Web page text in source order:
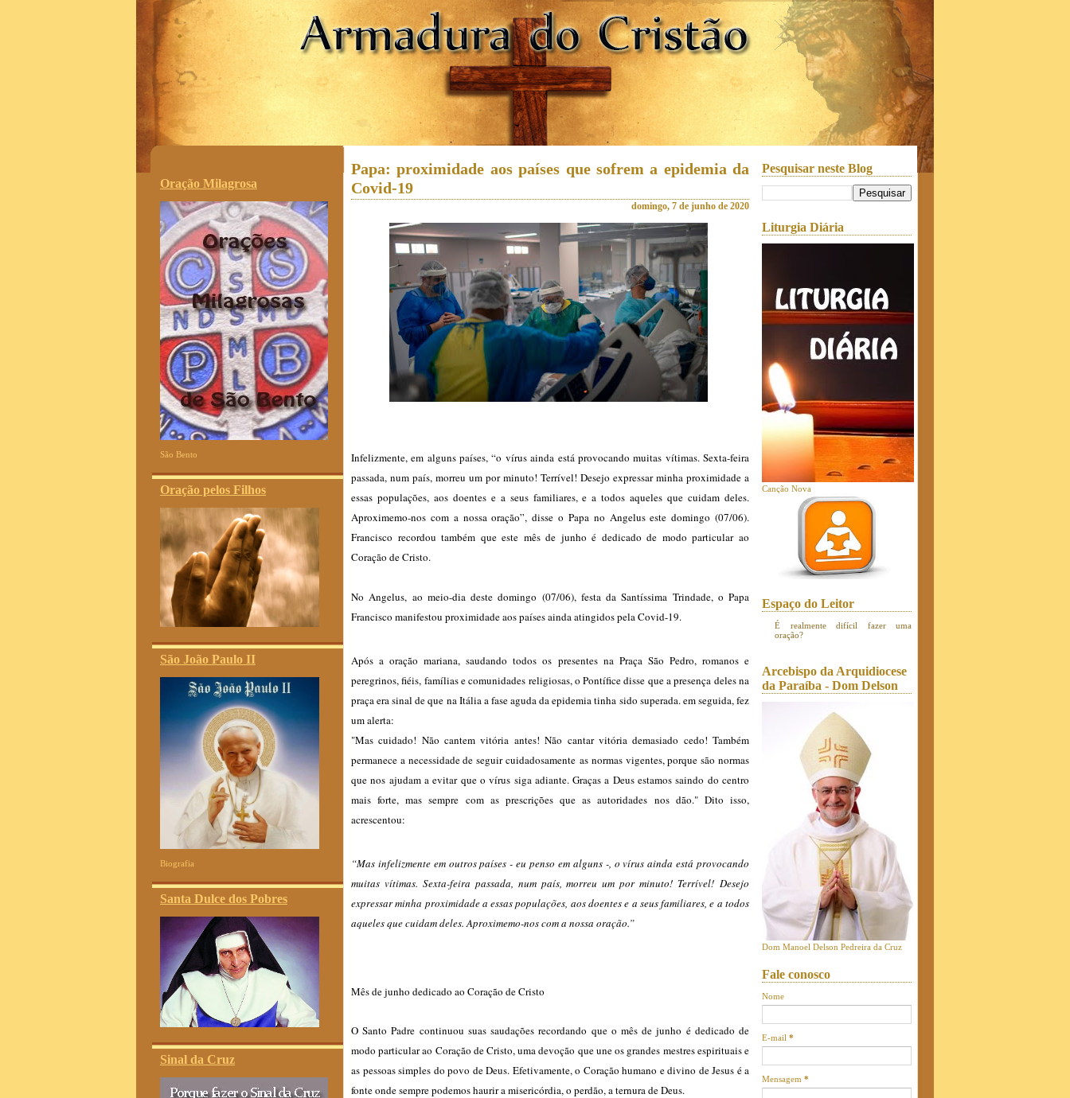
.
Oração Milagrosa
São Bento
Oração pelos Filhos
São João Paulo II
Biografia
Santa Dulce dos Pobres
Sinal da Cruz
Papa: proximidade aos países que sofrem a epidemia da
Covid-19
domingo, 7 de junho de 2020
Infelizmente, em alguns países, “o vírus ainda está provocando muitas vítimas. Sexta-feira
passada, num país, morreu um por minuto! Terrível! Desejo expressar minha proximidade a
essas populações, aos doentes e a seus familiares, e a todos aqueles que cuidam deles.
Aproximemo-nos com a nossa oração”, disse o Papa no Angelus este domingo (07/06).
Francisco recordou também que este mês de junho é dedicado de modo particular ao
Coração de Cristo.
No Angelus, ao meio-dia deste domingo (07/06), festa da Santíssima Trindade, o Papa
Francisco manifestou proximidade aos países ainda atingidos pela Covid-19.
Após a oração mariana, saudando todos os presentes na Praça São Pedro, romanos e
peregrinos, fiéis, famílias e comunidades religiosas, o Pontífice disse que a presença deles na
praça era sinal de que na Itália a fase aguda da epidemia tinha sido superada. em seguida, fez
um alerta:
"Mas cuidado! Não cantem vitória antes! Não cantar vitória demasiado cedo! Também
permanece a necessidade de seguir cuidadosamente as normas vigentes, porque são normas
que nos ajudam a evitar que o vírus siga adiante. Graças a Deus estamos saindo do centro
mais forte, mas sempre com as prescrições que as autoridades nos dão." Dito isso,
acrescentou:
“Mas infelizmente em outros países - eu penso em alguns -, o vírus ainda está provocando
muitas vítimas. Sexta-feira passada, num país, morreu um por minuto! Terrível! Desejo
expressar minha proximidade a essas populações, aos doentes e a seus familiares, e a todos
aqueles que cuidam deles. Aproximemo-nos com a nossa oração.”
Mês de junho dedicado ao Coração de Cristo
O Santo Padre continuou suas saudações recordando que o mês de junho é dedicado de
modo particular ao Coração de Cristo, uma devoção que une os grandes mestres espirituais e
as pessoas simples do povo de Deus. Efetivamente, o Coração humano e divino de Jesus é a
fonte onde sempre podemos haurir a misericórdia, o perdão, a ternura de Deus.
Pesquisar neste Blog
Liturgia Diária
Canção Nova
Espaço do Leitor
É realmente difícil fazer uma
oração?
Arcebispo da Arquidiocese
da Paraíba - Dom Delson
Dom Manoel Delson Pedreira da Cruz
Fale conosco
Nome
E-mail *
Mensagem *